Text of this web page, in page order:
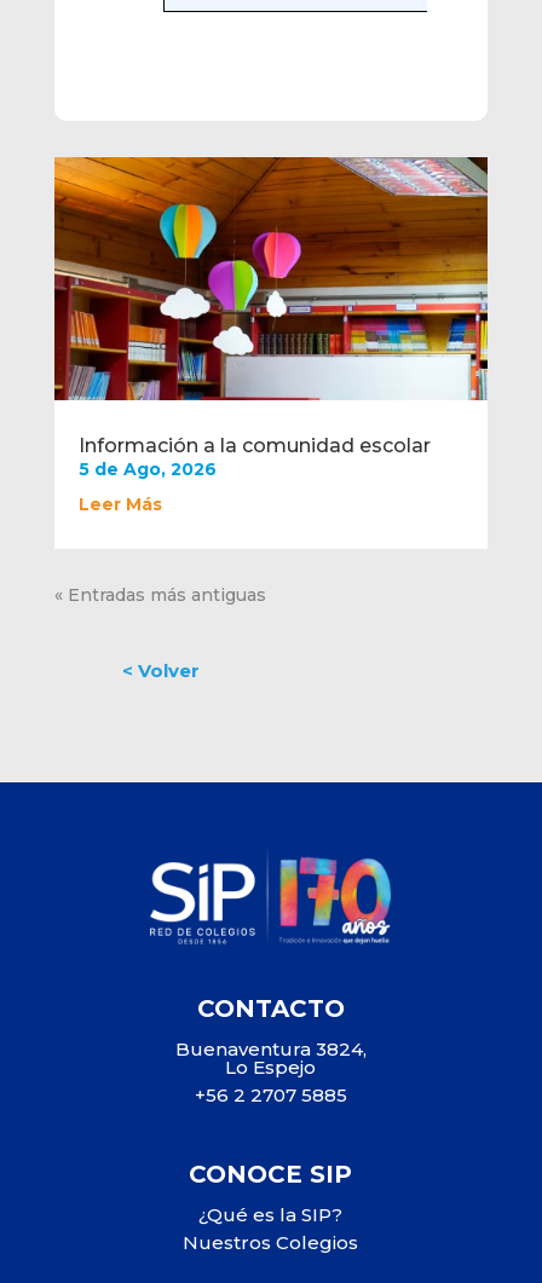
Información a la comunidad escolar
5 de Ago, 2026
Leer Más
« Entradas más antiguas
CONTACTO
Buenaventura 3824,
Lo Espejo
+56 2 2707 5885
CONOCE SIP
¿Qué es la SIP?
Nuestros Colegios